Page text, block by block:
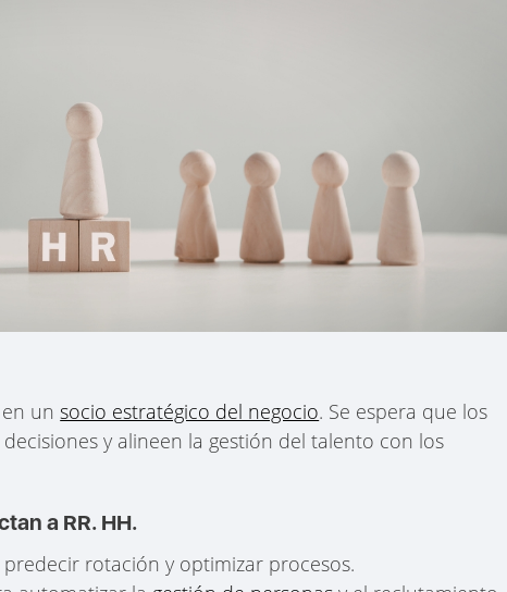
en unsocio estratégico del negocio. Se espera que los
y alineen la gestión del talento con los
a RR. HH.
rotación y optimizar procesos.